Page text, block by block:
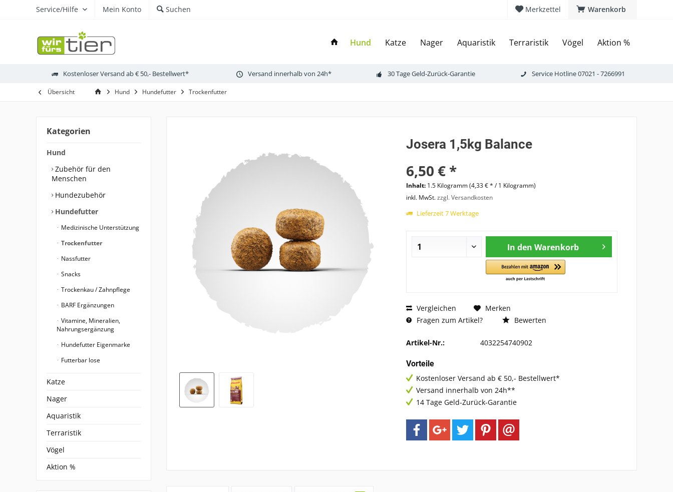
Warenkorb
Merkzettel
Service/Hilfe Mein Konto Suchen
Hund Katze Nager Aquaristik Terraristik Vögel Aktion %
Kostenloser Versand ab € 50,- Bestellwert* Versand innerhalb von 24h* 30 Tage Geld-Zurück-Garantie Service Hotline 07021 - 7266991
Übersicht Hund Hundefutter Trockenfutter
Kategorien
Hund
Zubehör für den
Menschen
Hundezubehör
Hundefutter
Medizinische Unterstützung
Trockenfutter
Nassfutter
Snacks
Trockenkau / Zahnpflege
BARF Ergänzungen
Vitamine, Mineralien,
Nahrungsergänzung
Hundefutter Eigenmarke
Futterbar lose
Katze
Nager
Aquaristik
Terraristik
Vögel
Aktion %
Josera 1,5kg Balance
6,50 € *
Inhalt: 1.5 Kilogramm (4,33 € * / 1 Kilogramm)
inkl. MwSt.zzgl. Versandkosten
Lieferzeit 7 Werktage
In den Warenkorb
Vergleichen
Merken
Fragen zum Artikel?
Bewerten
Artikel-Nr.: 4032254740902
Vorteile
Kostenloser Versand ab € 50,- Bestellwert*
Versand innerhalb von 24h**
14 Tage Geld-Zurück-Garantie